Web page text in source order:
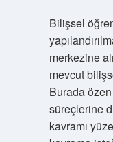
Bilişsel
merkezine
mevcut
Burada
süreçlerine
kavramı